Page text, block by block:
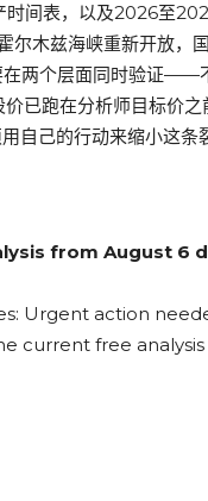
间表，以及2026至
尔木兹海峡重新开放，
两个层面同时验证——
已跑在分析师目标价
自己的行动来缩小这
from August 6
Urgent action
current free